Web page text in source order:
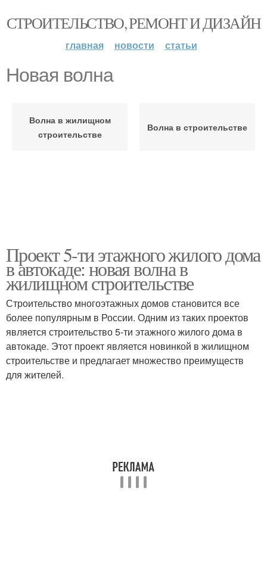
СТРОИТЕЛЬСТВО, РЕМОНТ И ДИЗАЙН
главная новости статьи
Новая волна
Волна в жилищном
строительстве
Волна в строительстве
Проект 5-ти этажного жилого дома
в автокаде: новая волна в
жилищном строительстве
Строительство многоэтажных домов становится все
более популярным в России. Одним из таких проектов
является строительство 5-ти этажного жилого дома в
автокаде. Этот проект является новинкой в жилищном
строительстве и предлагает множество преимуществ
для жителей.